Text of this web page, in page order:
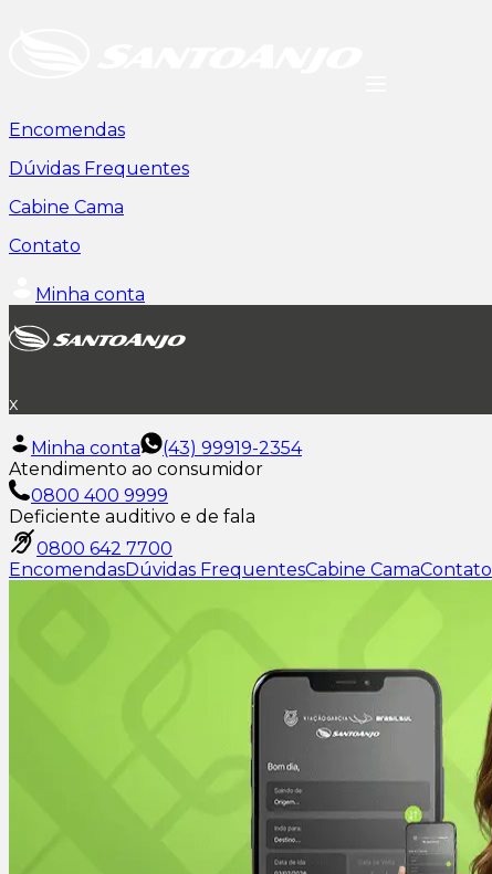
Encomendas
Dúvidas Frequentes
Cabine Cama
Contato
Minha conta
x
Minha conta
(43) 99919-2354
Atendimento ao consumidor
0800 400 9999
Deficiente auditivo e de fala
0800 642 7700
EncomendasDúvidas FrequentesCabine CamaContato